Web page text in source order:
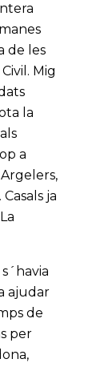
de les
Mig
la
a
ja
ajudar
de
per